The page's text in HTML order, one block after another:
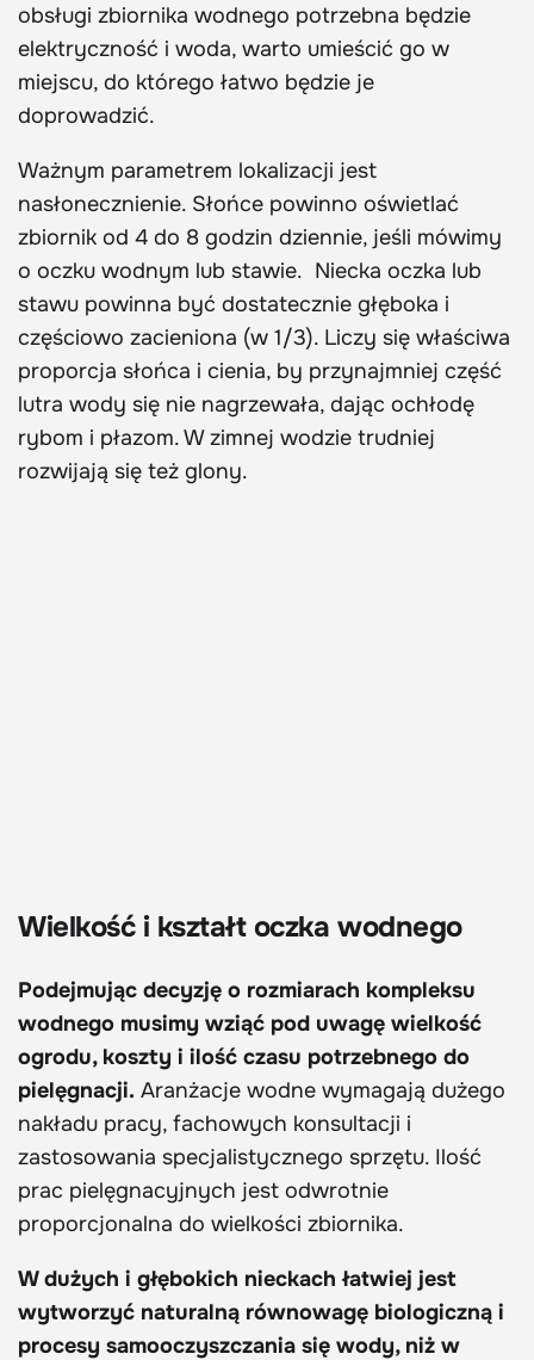
obsługi zbiornika wodnego potrzebna będzie
elektryczność i woda, warto umieścić go w
miejscu, do którego łatwo będzie je
doprowadzić.
Ważnym parametrem lokalizacji jest
nasłonecznienie. Słońce powinno oświetlać
zbiornik od 4 do 8 godzin dziennie, jeśli mówimy
o oczku wodnym lub stawie. Niecka oczka lub
stawu powinna być dostatecznie głęboka i
częściowo zacieniona (w 1/3). Liczy się właściwa
proporcja słońca i cienia, by przynajmniej część
lutra wody się nie nagrzewała, dając ochłodę
rybom i płazom. W zimnej wodzie trudniej
rozwijają się też glony.
Wielkość i kształt oczka wodnego
Podejmując decyzję o rozmiarach kompleksu
wodnego musimy wziąć pod uwagę wielkość
ogrodu, koszty i ilość czasu potrzebnego do
pielęgnacji. Aranżacje wodne wymagają dużego
nakładu pracy, fachowych konsultacji i
zastosowania specjalistycznego sprzętu. Ilość
prac pielęgnacyjnych jest odwrotnie
proporcjonalna do wielkości zbiornika.
W dużych i głębokich nieckach łatwiej jest
wytworzyć naturalną równowagę biologiczną i
procesy samooczyszczania się wody, niż w